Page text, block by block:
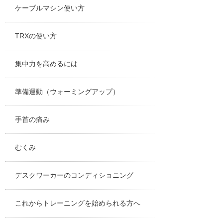
ケーブルマシン使い方
TRXの使い方
集中力を高めるには
準備運動（ウォーミングアップ）
手首の痛み
むくみ
デスクワーカーのコンディショニング
これからトレーニングを始められる方へ